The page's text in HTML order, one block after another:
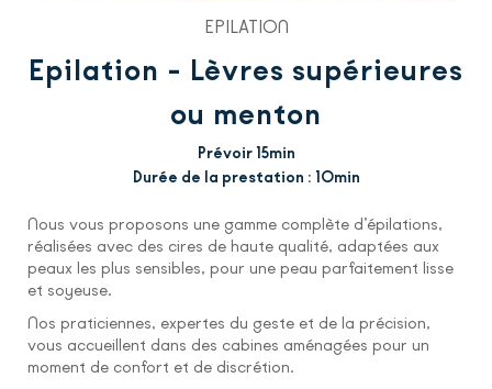
EPILATION
Epilation - Lèvres supérieures
ou menton
Prévoir 15min
Durée de la prestation : 10min
Nous vous proposons une gamme complète d’épilations,
réalisées avec des cires de haute qualité, adaptées aux
peaux les plus sensibles, pour une peau parfaitement lisse
et soyeuse.
Nos praticiennes, expertes du geste et de la précision,
vous accueillent dans des cabines aménagées pour un
moment de confort et de discrétion.